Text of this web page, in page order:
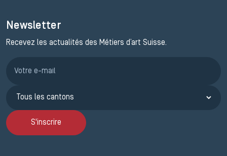
Newsletter
Recevez les actualités des Métiers d’art Suisse.
S'inscrire